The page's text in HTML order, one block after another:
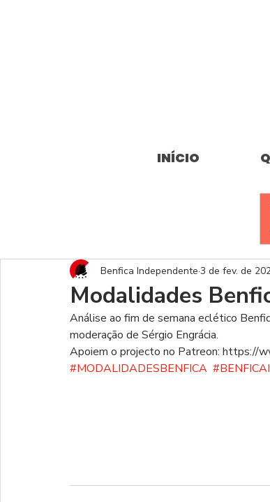
INÍCIO
Modalidades
Benfica Independente 3 de fev. de
Análise ao fim de semana eclético
moderação de Sérgio Engrácia.
Apoiem o projecto no Patreon: https://
#MODALIDADESBENFICA